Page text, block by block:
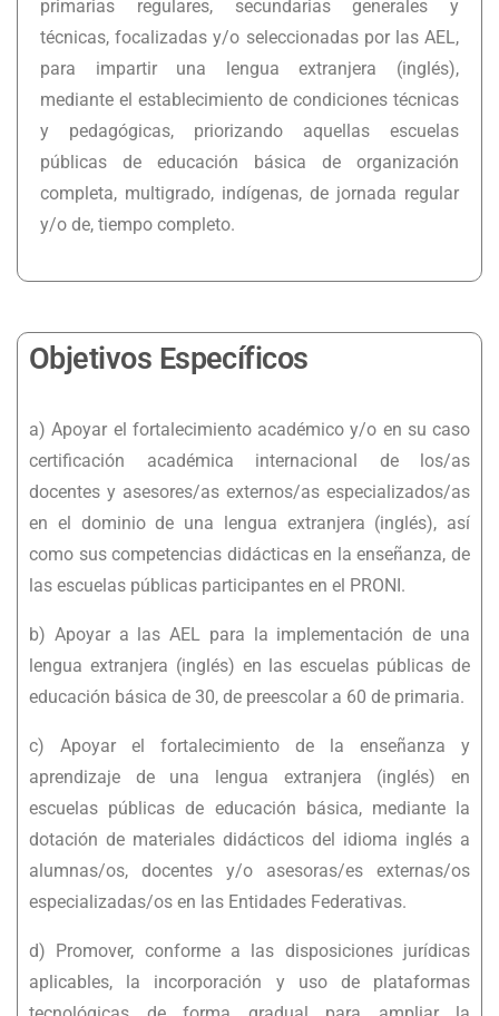
primarias regulares, secundarias generales y
técnicas, focalizadas y/o seleccionadas por las AEL,
para impartir una lengua extranjera (inglés),
mediante el establecimiento de condiciones técnicas
y pedagógicas, priorizando aquellas escuelas
públicas de educación básica de organización
completa, multigrado, indígenas, de jornada regular
y/o de, tiempo completo.
Objetivos Específicos
a) Apoyar el fortalecimiento académico y/o en su caso
certificación académica internacional de los/as
docentes y asesores/as externos/as especializados/as
en el dominio de una lengua extranjera (inglés), así
como sus competencias didácticas en la enseñanza, de
las escuelas públicas participantes en el PRONI.
b) Apoyar a las AEL para la implementación de una
lengua extranjera (inglés) en las escuelas públicas de
educación básica de 30, de preescolar a 60 de primaria.
c) Apoyar el fortalecimiento de la enseñanza y
aprendizaje de una lengua extranjera (inglés) en
escuelas públicas de educación básica, mediante la
dotación de materiales didácticos del idioma inglés a
alumnas/os, docentes y/o asesoras/es externas/os
especializadas/os en las Entidades Federativas.
d) Promover, conforme a las disposiciones jurídicas
aplicables, la incorporación y uso de plataformas